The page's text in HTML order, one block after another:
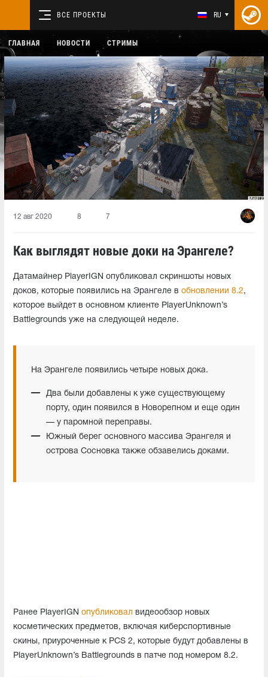
ВСЕ ПРОЕКТЫ RU
ГЛАВНАЯ НОВОСТИ СТРИМЫ
12 авг 2020 8 7
Как выглядят новые доки на Эрангеле?
Датамайнер PlayerIGN опубликовал скриншоты новых
доков, которые появились на Эрангеле в обновлении 8.2,
которое выйдет в основном клиенте PlayerUnknown’s
Battlegrounds уже на следующей неделе.
На Эрангеле появились четыре новых дока.
Два были добавлены к уже существующему
порту, один появился в Новорепном и еще один
— у паромной переправы.
Южный берег основного массива Эрангеля и
острова Сосновка также обзавелись доками.
Ранее PlayerIGN опубликовал видеообзор новых
косметических предметов, включая киберспортивные
скины, приуроченные к PCS 2, которые будут добавлены в
PlayerUnknown’s Battlegrounds в патче под номером 8.2.